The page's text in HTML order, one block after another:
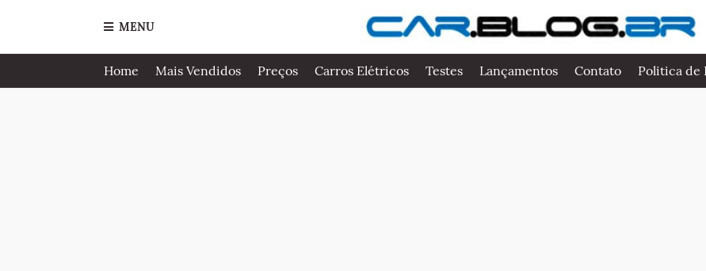
MENU
Home Mais Vendidos Preços Carros Elétricos Testes Lançamentos Contato Politica de